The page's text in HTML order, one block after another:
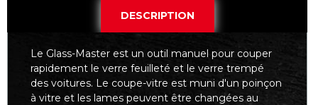
DESCRIPTION
Le Glass-Master est un outil manuel pour couper
rapidement le verre feuilleté et le verre trempé
des voitures. Le coupe-vitre est muni d'un poinçon
à vitre et les lames peuvent être changées au